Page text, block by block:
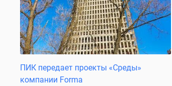
новостроек
Экология
Москвы
Подмосковья
Студии
ПИК передает проекты «Среды»
компании Forma